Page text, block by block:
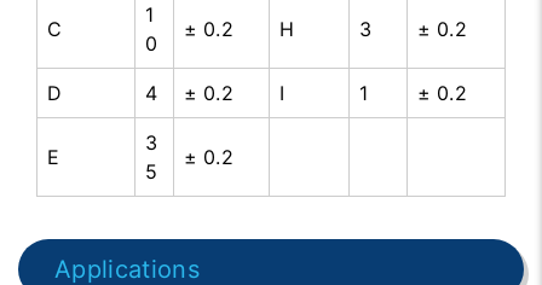
C
1
0
± 0.2 H 3 ± 0.2
D 4 ± 0.2 I 1 ± 0.2
E
3
5
± 0.2
Applications